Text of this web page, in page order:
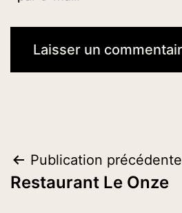
Navigation
de
Publication précédente
Restaurant Le Onze